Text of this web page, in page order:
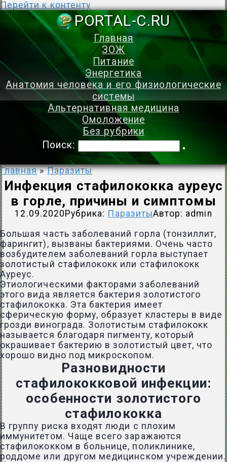
Перейти к контенту
PORTAL-
Главная
ЗОЖ
Питание
Энергетика
Анатомия человека и его физиологические
системы
Альтернативная медицина
Омоложение
Без рубрики
Поиск:
Главная » Паразиты
Инфекция стафилококка ауреус
в горле, причины и симптомы
12.09.2020 Рубрика: ПаразитыАвтор: admin
Большая часть заболеваний горла (тонзиллит,
фарингит), вызваны бактериями. Очень часто
возбудителем заболеваний горла выступает
золотистый стафилококк или стафилококк
Ауреус.
Этиологическими факторами заболеваний
этого вида является бактерия золотистого
стафилококка. Эта бактерия имеет
сферическую форму, образует кластеры в виде
грозди винограда. Золотистым стафилококк
называется благодаря пигменту, который
окрашивает бактерию в золотистый цвет, что
хорошо видно под микроскопом.
Разновидности
стафилококковой инфекции:
особенности золотистого
стафилококка
В группу риска входят люди с плохим
иммунитетом. Чаще всего заражаются
стафилококком в больнице, поликлинике,
роддоме или другом медицинском учреждении.